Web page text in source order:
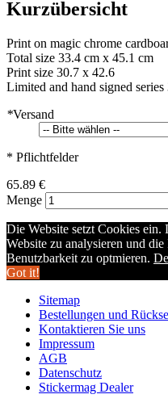
Kurzübersicht
Print on magic chrome
Total size 33.4 cm x 45.1 cm
Print size 30.7 x 42.6
Limited and hand signed series
*Versand
* Pflichtfelder
65.89 €
Menge
Die Website setzt Cookies
Website zu analysieren und
Benutzbarkeit zu optmieren.
Got it!
Sitemap
Bestellungen und
Kontaktieren Sie uns
Impressum
AGB
Datenschutz
Stickermag Dealer